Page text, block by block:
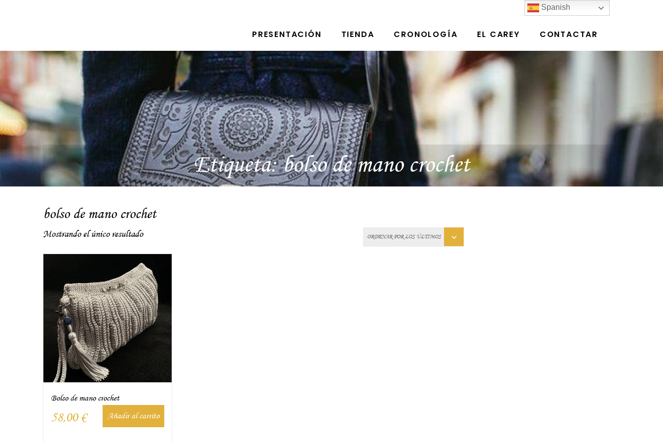
PRESENTACIÓN TIENDA CRONOLOGÍA EL CAREY CONTACTAR
Etiqueta:bolso de mano crochet
bolso de mano crochet
Mostrando el único resultado
Bolso de mano crochet
58,00 € Añadir al carrito
Spanish